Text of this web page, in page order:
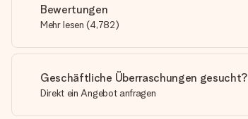
Bewertungen
Mehr lesen (4,782)
Geschäftliche Überraschungen gesucht?
Direkt ein Angebot anfragen